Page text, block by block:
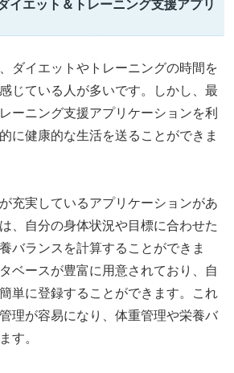
イエット＆トレーニング支援アプリ
ダイエットやトレーニングの時間を
じている人が多いです。しかし、最
ーニング支援アプリケーションを利
に健康的な生活を送ることができま
充実しているアプリケーションがあ
、自分の身体状況や目標に合わせた
バランスを計算することができま
ベースが豊富に用意されており、自
単に登録することができます。これ
理が容易になり、体重管理や栄養バ
す。